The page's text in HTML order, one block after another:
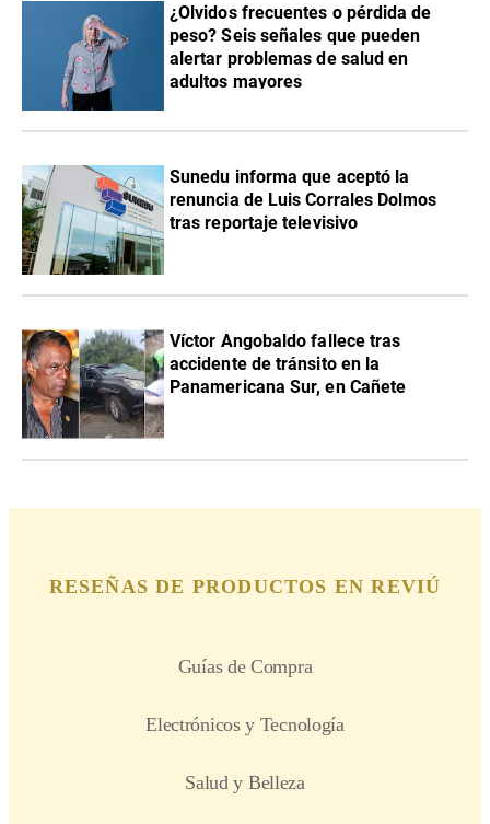
¿Olvidos frecuentes o pérdida de
peso? Seis señales que pueden
alertar problemas de salud en
adultos mayores
Sunedu informa que aceptó la
renuncia de Luis Corrales Dolmos
tras reportaje televisivo
Víctor Angobaldo fallece tras
accidente de tránsito en la
Panamericana Sur, en Cañete